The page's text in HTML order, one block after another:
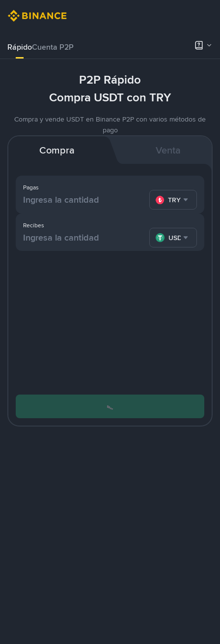
RápidoCuenta P2P
P2P Rápido
Compra USDT con TRY
Compra y vende USDT en Binance P2P con varios métodos de
pago
Compra Venta
Pagas
TRY
Recibes
USDT